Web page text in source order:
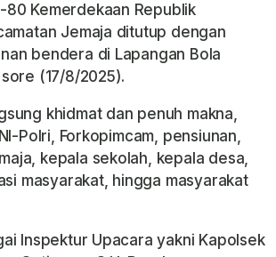
80 Kemerdekaan Republik
Jemaja ditutup dengan
bendera di Lapangan Bola
(17/8/2025).
khidmat dan penuh makna,
Polri, Forkopimcam, pensiunan,
kepala sekolah, kepala desa,
masyarakat, hingga masyarakat
Inspektur Upacara yakni Kapolsek